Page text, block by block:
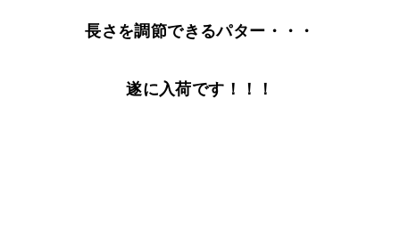
長さを調節できるパター・・・
遂に入荷です！！！